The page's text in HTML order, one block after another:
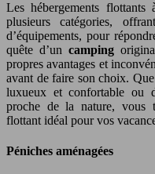
Les hébergements
plusieurs catégories,
d’équipements, pour
quête d’un camping
propres avantages et
avant de faire son choix.
luxueux et confortable ou
proche de la nature, vous
flottant idéal pour vos
Péniches aménagées